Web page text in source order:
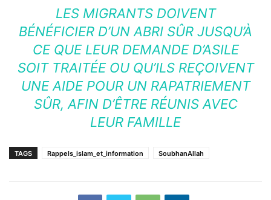
LES MIGRANTS DOIVENT
BÉNÉFICIER D’UN ABRI SÛR JUSQU’À
CE QUE LEUR DEMANDE D’ASILE
SOIT TRAITÉE OU QU’ILS REÇOIVENT
UNE AIDE POUR UN RAPATRIEMENT
SÛR, AFIN D’ÊTRE RÉUNIS AVEC
LEUR FAMILLE
TAGS Rappels_islam_et_information SoubhanAllah